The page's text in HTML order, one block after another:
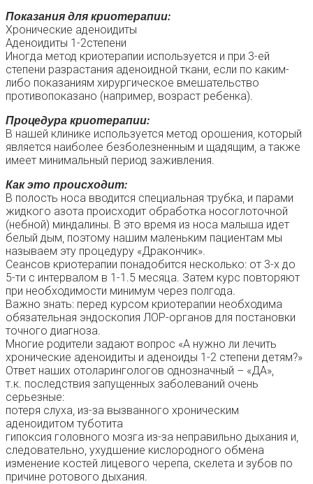
Показания для криотерапии:
Хронические аденоидиты
Аденоидиты 1-2степени
Иногда метод криотерапии используется и при 3-ей
степени разрастания аденоидной ткани, если по каким-
либо показаниям хирургическое вмешательство
противопоказано (например, возраст ребенка).
Процедура криотерапии:
В нашей клинике используется метод орошения, который
является наиболее безболезненным и щадящим, а также
имеет минимальный период заживления.
Как это происходит:
В полость носа вводится специальная трубка, и парами
жидкого азота происходит обработка носоглоточной
(небной) миндалины. В это время из носа малыша идет
белый дым, поэтому нашим маленьким пациентам мы
называем эту процедуру «Дракончик».
Сеансов криотерапии понадобится несколько: от 3-х до
5-ти с интервалом в 1-1.5 месяца. Затем курс повторяют
при необходимости минимум через полгода.
Важно знать: перед курсом криотерапии необходима
обязательная эндоскопия ЛОР-органов для постановки
точного диагноза.
Многие родители задают вопрос «А нужно ли лечить
хронические аденоидиты и аденоиды 1-2 степени детям?»
Ответ наших отоларингологов однозначный – «ДА»,
т.к. последствия запущенных заболеваний очень
серьезные:
потеря слуха, из-за вызванного хроническим
аденоидитом туботита
гипоксия головного мозга из-за неправильно дыхания и,
следовательно, ухудшение кислородного обмена
изменение костей лицевого черепа, скелета и зубов по
причине ротового дыхания.